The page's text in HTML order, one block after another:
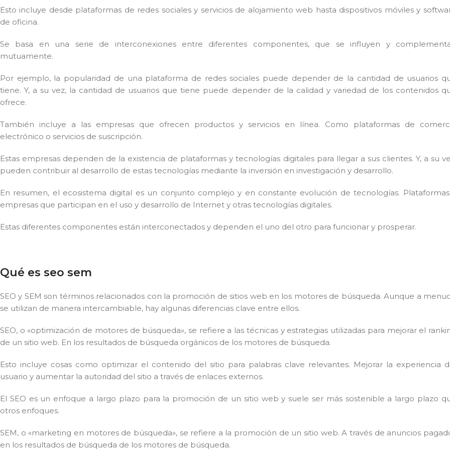
Esto incluye desde plataformas de redes sociales y servicios de alojamiento web hasta dispositivos móviles y
de oficina.
Se basa en una serie de interconexiones entre diferentes componentes, que se influyen y
mutuamente.
Por ejemplo, la popularidad de una plataforma de redes sociales puede depender de la cantidad de usuarios
tiene. Y, a su vez, la cantidad de usuarios que tiene puede depender de la calidad y variedad de los contenidos
ofrece.
También incluye a las empresas que ofrecen productos y servicios en línea. Como plataformas de
electrónico o servicios de suscripción.
Estas empresas dependen de la existencia de plataformas y tecnologías digitales para llegar a sus clientes. Y, a su
pueden contribuir al desarrollo de estas tecnologías mediante la inversión en investigación y desarrollo.
En resumen, el ecosistema digital es un conjunto complejo y en constante evolución de tecnologías.
empresas que participan en el uso y desarrollo de Internet y otras tecnologías digitales.
Estas diferentes componentes están interconectados y dependen el uno del otro para funcionar y prosperar.
Qué es seo sem
SEO y SEM son términos relacionados con la promoción de sitios web en los motores de búsqueda. Aunque a
se utilizan de manera intercambiable, hay algunas diferencias clave entre ellos.
SEO, o «optimización de motores de búsqueda», se refiere a las técnicas y estrategias utilizadas para mejorar el
de un sitio web. En los resultados de búsqueda orgánicos de los motores de búsqueda.
Esto incluye cosas como optimizar el contenido del sitio para palabras clave relevantes. Mejorar la experiencia
usuario y aumentar la autoridad del sitio a través de enlaces externos.
El SEO es un enfoque a largo plazo para la promoción de un sitio web y suele ser más sostenible a largo plazo
otros enfoques.
SEM, o «marketing en motores de búsqueda», se refiere a la promoción de un sitio web. A través de anuncios
en los resultados de búsqueda de los motores de búsqueda.